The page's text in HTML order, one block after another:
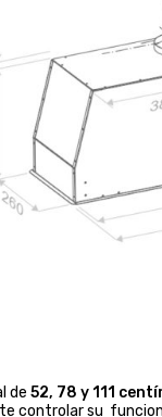
de 52, 78 y 111
controlar su